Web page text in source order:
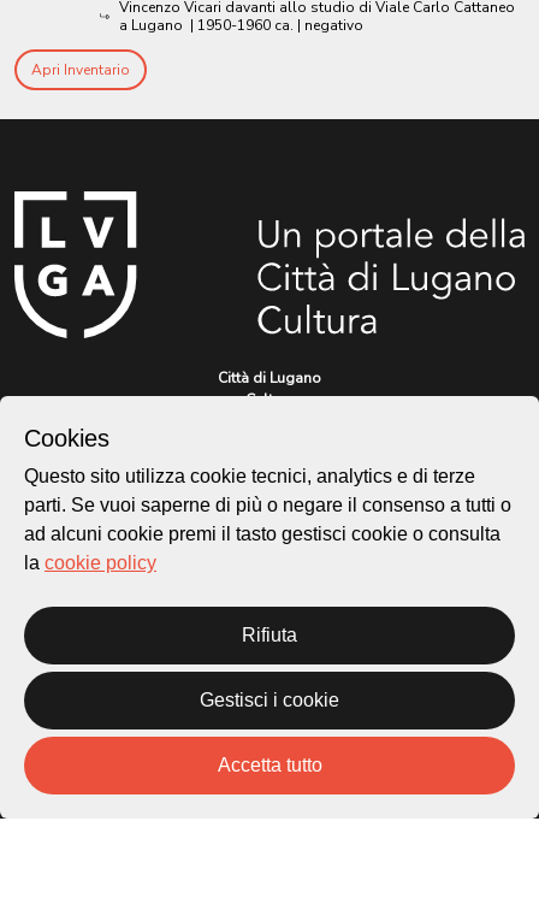
Vincenzo Vicari davanti allo studio di Viale Carlo Cattaneo
a Lugano | 1950-1960 ca. | negativo
Apri Inventario
Città di Lugano
Cultura
Piazza Carlo Cattaneo 1
6976 Castagnola
patrimonio@lugano.ch
t. +41 58 866 68 50
Sito istituzionale:
lugano.ch
Cookie policy
Cookies
Questo sito utilizza cookie tecnici, analytics e di terze
parti. Se vuoi saperne di più o negare il consenso a tutti o
ad alcuni cookie premi il tasto gestisci cookie o consulta
la cookie policy
Rifiuta
Gestisci i cookie
Accetta tutto